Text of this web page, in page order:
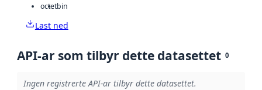
octetbin
Last ned
API-ar som tilbyr dette datasettet 0
Ingen registrerte API-ar tilbyr dette datasettet.